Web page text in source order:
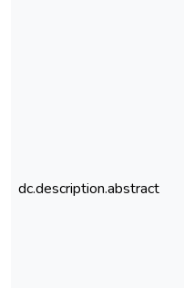
dc.description.abstract